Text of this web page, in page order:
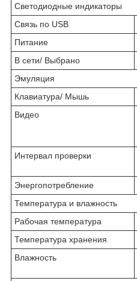
Светодиодные индикаторы
Связь по USB
Питание
В сети/ Выбрано
Эмуляция
Клавиатура/ Мышь
Видео
Интервал проверки
Энергопотребление
Температура и влажность
Рабочая температура
Температура хранения
Влажность